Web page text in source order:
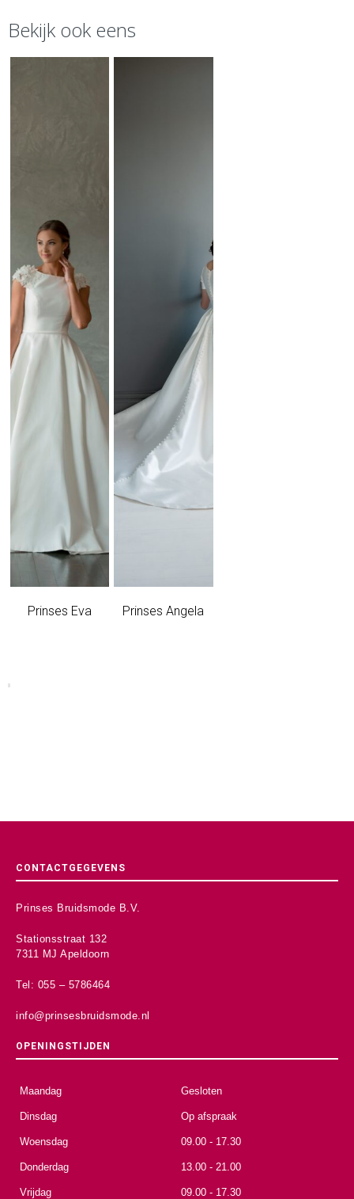
Bekijk ook eens
Prinses Eva Prinses Angela
CONTACTGEGEVENS
Prinses Bruidsmode B.V.
Stationsstraat 132
7311 MJ Apeldoorn
Tel: 055 – 5786464
info@prinsesbruidsmode.nl
OPENINGSTIJDEN
Maandag Gesloten
Dinsdag Op afspraak
Woensdag 09.00 - 17.30
Donderdag 13.00 - 21.00
Vrijdag 09.00 - 17.30